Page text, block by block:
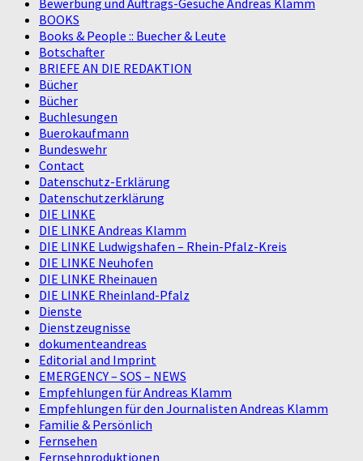
BOOKS
Books & People :: Buecher & Leute
Botschafter
BRIEFE AN DIE REDAKTION
Bücher
Bücher
Buchlesungen
Buerokaufmann
Bundeswehr
Contact
Datenschutz-Erklärung
Datenschutzerklärung
DIE LINKE
DIE LINKE Andreas Klamm
DIE LINKE Ludwigshafen – Rhein-Pfalz-Kreis
DIE LINKE Neuhofen
DIE LINKE Rheinauen
DIE LINKE Rheinland-Pfalz
Dienste
Dienstzeugnisse
dokumenteandreas
Editorial and Imprint
EMERGENCY – SOS – NEWS
Empfehlungen für Andreas Klamm
Empfehlungen für den Journalisten Andreas Klamm
Familie & Persönlich
Fernsehen
Fernsehproduktionen